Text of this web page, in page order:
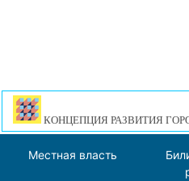
КОНЦЕПЦИЯ РАЗВИТИЯ
Местная власть